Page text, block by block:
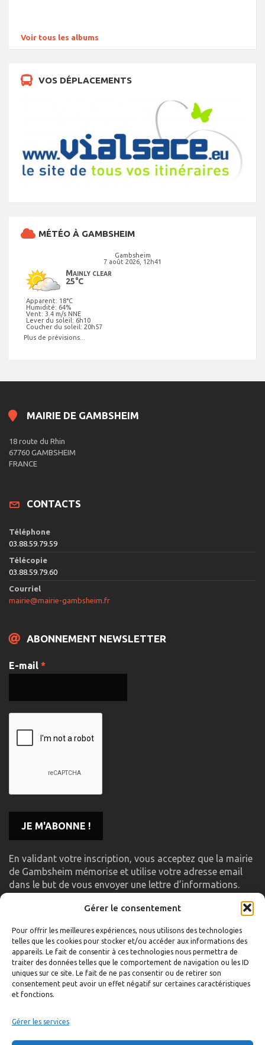
Gérer le consentement
Pour offrir les meilleures expériences, nous utilisons des technologies
telles que les cookies pour stocker et/ou accéder aux informations des
appareils. Le fait de consentir à ces technologies nous permettra de
traiter des données telles que le comportement de navigation ou les ID
uniques sur ce site. Le fait de ne pas consentir ou de retirer son
consentement peut avoir un effet négatif sur certaines caractéristiques
et fonctions.
Gérer les services
Voir tous les albums
VOS DÉPLACEMENTS
MÉTÉO À GAMBSHEIM
Gambsheim
7 août 2026, 12h41
Mainly clear
25°C
Apparent: 18°C
Humidité: 64%
Vent: 3.4 m/s NNE
Lever du soleil: 6h10
Coucher du soleil: 20h57
Plus de prévisions...
MAIRIE DE GAMBSHEIM
18 route du Rhin
67760 GAMBSHEIM
FRANCE
CONTACTS
Téléphone
03.88.59.79.59
Télécopie
03.88.59.79.60
Courriel
mairie@mairie-gambsheim.fr
ABONNEMENT NEWSLETTER
E-mail *
En validant votre inscription, vous acceptez que la mairie
de Gambsheim mémorise et utilise votre adresse email
dans le but de vous envoyer une lettre d’informations.
LIENS UTILES
Accueil
Formulaire de contact
Gambs TV
Mentions légales
Politique de confidentialité